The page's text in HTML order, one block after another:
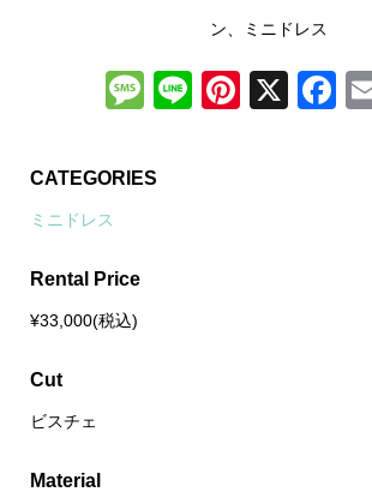
ン、ミニドレス
Message
Line X
CATEGORIES
ミニドレス
Rental Price
¥33,000(税込)
Cut
ビスチェ
Material